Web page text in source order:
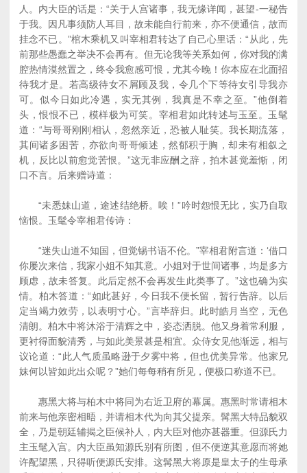
人。内大臣的话是：“关于人宫诸事，我无缘详闻，甚望-一秘告
于我。因凡事须防人耳目，故未能自行前来，亦不便通信，故而
挂念不已。”棺木乘机又叫宰相君转达了自己心里话：“从此，先
前那些愚蠢之举决不会再有。但无论我等关系如何，你对我的满
腔热情漠然置之，终令我愈感可恨，尤其今晚！你本应在北面招
待我才是。若高级待女不屑顾及我，令几个下等待女引导我亦
可。似今日如此冷遇，实无其例，我真是不幸之至。”他倒着
头，恨恨不已，模样极为可笑。宰相君如此转述与玉至。玉髦
道：“与哥哥刚刚相认，忽然亲近，恐被人耻笑。我长期流落，
其间诸多困苦，亦欲向哥哥倾述，然郁积于胸，却未有相叙之
机，反比以前愈觉苦恨。”这无非应酬之辞，拍木甚觉羞惭，闭
口不言。后来赠诗道：
“未悉妹山道，途述结绝桥。唉！”吟时怨恨无比，实乃自取
恼恨。玉髦令宰相君传诗：
“迷失山道不知国，但觉锡书语不伦。”宰相君附言道：‘借口
你屡次来信，我家小姐不知其意。小姐对于世间诸事，均是多方
顾虑，故未答复。此后定然不会再发生此类事了。”这也确为实
情。柏木答道：“如此甚好，今日我不便长留，暂行告辞。以后
定当竭力效劳，以表明寸心。”言毕辞归。此时皓月当空，无色
清朗。柏木中将沐浴于清辉之中，姿态洒脱。他又身着常利服，
更衬得面貌清秀，与如此美景甚是相宜。众侍女见他渐远，相与
议论道：“此人气质虽略逊于夕雾中将，但也优美异常。他家兄
妹何以皆如此出众呢？”她们每每稍有所见，便极口称道不已。
惠黑大将与柏木中将同为右近卫府的幕属。惠黑时常请相木
前来与他亲密相晤，并请相木代为向其父提亲。髯黑大特品貌双
全，乃是朝廷辅揭之臣候补人，内大臣对他亦甚器重。但源氏力
主玉髦入宫。内大臣虽知源氏别有所图，但不便逆其意愿而将她
许配望黑，只得听便源氏安排。这髯黑大将原是皇太子的生母承